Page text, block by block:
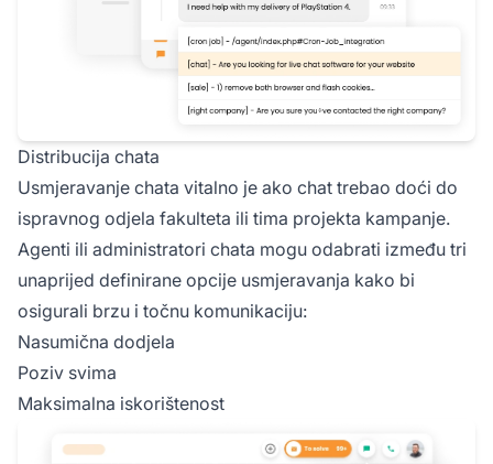
Distribucija chata
Usmjeravanje chata vitalno je ako chat trebao doći do
ispravnog odjela fakulteta ili tima projekta kampanje.
Agenti ili administratori chata mogu odabrati između tri
unaprijed definirane opcije usmjeravanja kako bi
osigurali brzu i točnu komunikaciju:
Nasumična dodjela
Poziv svima
Maksimalna iskorištenost